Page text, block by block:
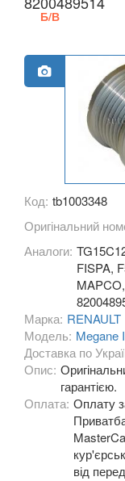
KIA
LANCIA
LAND ROVER
MASERATI
MAZDA
MERCEDES-
MITSUBISHI
NISSAN
OPEL
PEUGEOT
PORSCHE
Б/В
Код: tb1003348
Оригінальний
Аналоги:
FISPA,
Марка: RENAULT
Модель: Megane
Доставка по
Опис:
гарантією.
Оплата: Оплату
від